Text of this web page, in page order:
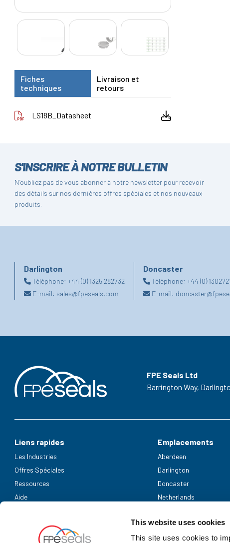
This website uses cookies
This site uses cookies to
Fiches
techniques
Livraison et
retours
LS18B_Datasheet
S'INSCRIRE À NOTRE BULLETIN
N'oubliez pas de vous abonner à notre newsletter pour recevoir
des détails sur nos dernières offres spéciales et nos nouveaux
produits.
Darlington
Téléphone:+44 (0) 1325 282732
E-mail: sales@fpeseals.com
Doncaster
Téléphone:+44 (0)
E-mail:
FPE Seals Ltd
Barrington Way,
Liens rapides
Les Industries
Offres Spéciales
Ressources
Aide
Emplacements
Aberdeen
Darlington
Doncaster
Netherlands